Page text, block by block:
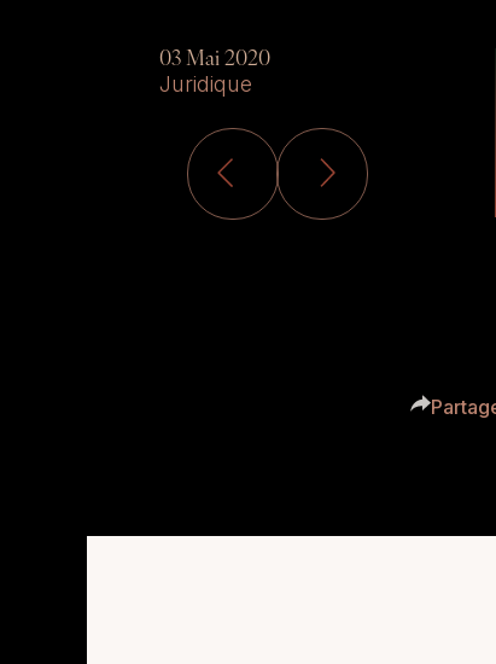
03 Mai 2020
Juridique